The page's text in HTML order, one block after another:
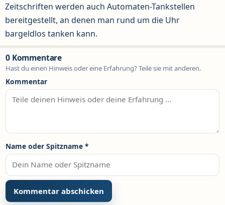
Zeitschriften werden auch Automaten-Tankstellen
bereitgestellt, an denen man rund um die Uhr
bargeldlos tanken kann.
0 Kommentare
Hast du einen Hinweis oder eine Erfahrung? Teile sie mit anderen.
Kommentar
Name oder Spitzname *